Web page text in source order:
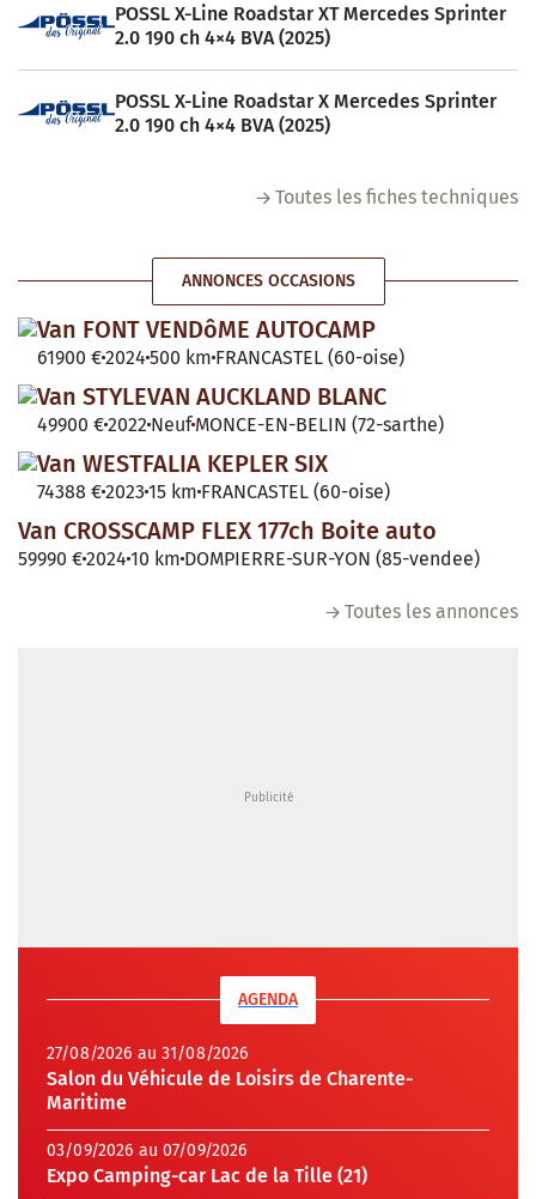
POSSL X-Line Roadstar XT Mercedes Sprinter
2.0 190 ch 4×4 BVA (2025)
POSSL X-Line Roadstar X Mercedes Sprinter
2.0 190 ch 4×4 BVA (2025)
Toutes les fiches techniques
ANNONCES OCCASIONS
Van FONT VENDôME AUTOCAMP
61900 €2024 500 km FRANCASTEL (60-oise)
Van STYLEVAN AUCKLAND BLANC
49900 €2022 Neuf MONCE-EN-BELIN (72-sarthe)
Van WESTFALIA KEPLER SIX
74388 €2023 15 km FRANCASTEL (60-oise)
Van CROSSCAMP FLEX 177ch Boite auto
59990 €2024 10 km DOMPIERRE-SUR-YON (85-vendee)
Toutes les annonces
AGENDA
27/08/2026 au 31/08/2026
Salon du Véhicule de Loisirs de Charente-
Maritime
03/09/2026 au 07/09/2026
Expo Camping-car Lac de la Tille (21)